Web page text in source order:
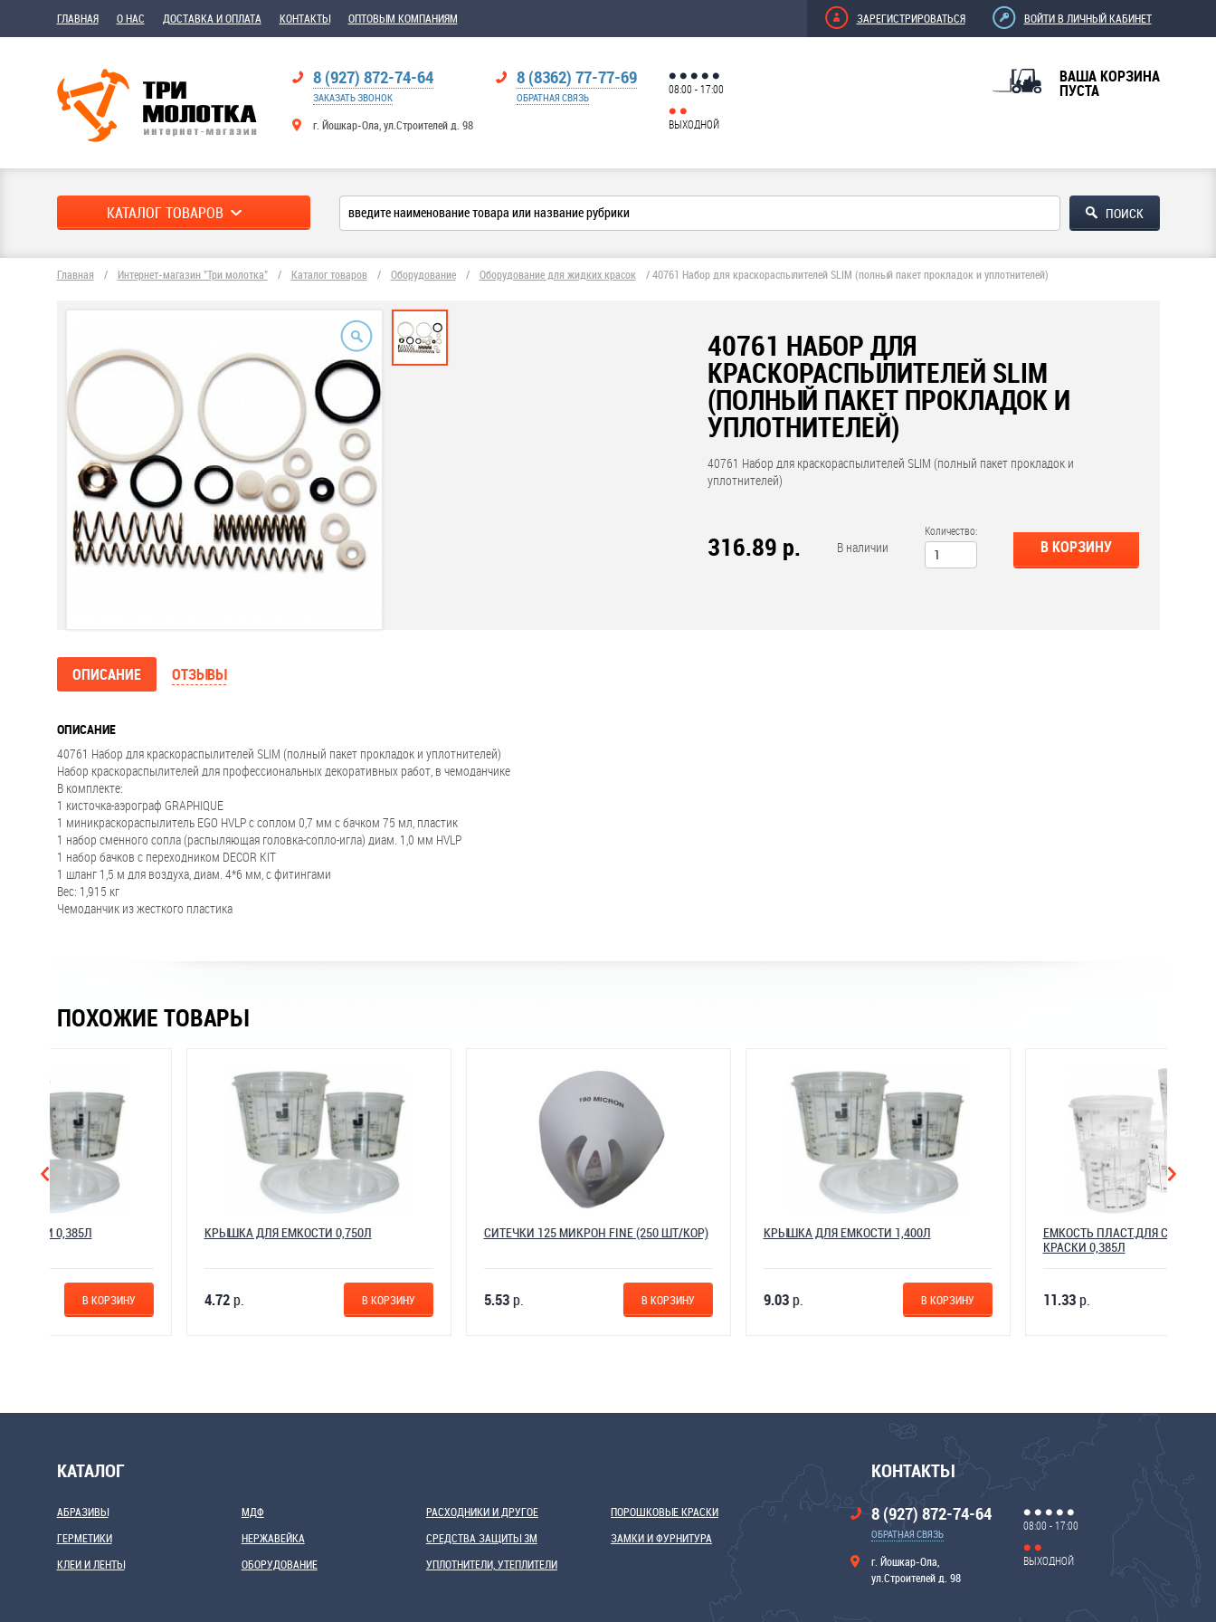
ГЛАВНАЯ О НАС ДОСТАВКА И ОПЛАТА КОНТАКТЫ ОПТОВЫМ КОМПАНИЯМ ЗАРЕГИСТРИРОВАТЬСЯ ВОЙТИ В ЛИЧНЫЙ КАБИНЕТ
8 (927) 872-74-64
ЗАКАЗАТЬ ЗВОНОК
г. Йошкар-Ола, ул.Строителей д. 98
8 (8362) 77-77-69
ОБРАТНАЯ СВЯЗЬ
08:00 - 17:00
ВЫХОДНОЙ
ВАША КОРЗИНА
ПУСТА
КАТАЛОГ ТОВАРОВ
Главная / Интернет-магазин "Три молотка" / Каталог товаров / Оборудование / Оборудование для жидких красок /40761 Набор для краскораспылителей SLIM (полный пакет прокладок и уплотнителей)
40761 НАБОР ДЛЯ
КРАСКОРАСПЫЛИТЕЛЕЙ SLIM
(ПОЛНЫЙ ПАКЕТ ПРОКЛАДОК И
УПЛОТНИТЕЛЕЙ)
40761 Набор для краскораспылителей SLIM (полный пакет прокладок и
уплотнителей)
316.89 р. В наличии
Количество:
В КОРЗИНУ
ОПИСАНИЕ ОТЗЫВЫ
ОПИСАНИЕ
40761 Набор для краскораспылителей SLIM (полный пакет прокладок и уплотнителей)
Набор краскораспылителей для профессиональных декоративных работ, в чемоданчике
В комплекте:
1 кисточка-аэрограф GRAPHIQUE
1 миникраскораспылитель EGO HVLP с соплом 0,7 мм с бачком 75 мл, пластик
1 набор сменного сопла (распыляющая головка-сопло-игла) диам. 1,0 мм HVLP
1 набор бачков с переходником DECOR KIT
1 шланг 1,5 м для воздуха, диам. 4*6 мм, с фитингами
Вес: 1,915 кг
Чемоданчик из жесткого пластика
ПОХОЖИЕ ТОВАРЫ
КРЫШКА ДЛЯ ЕМКОСТИ 0,750Л
4.72р. В КОРЗИНУ
СИТЕЧКИ 125 МИКРОН FINE (250 ШТ/КОР)
5.53р. В КОРЗИНУ
КРЫШКА ДЛЯ ЕМКОСТИ 1,400Л
9.03р. В КОРЗИНУ
ЕМКОСТЬ ПЛАСТ.ДЛЯ СМЕШИВАНИЯ
11.33р. В КОРЗИНУ
КАТАЛОГ
АБРАЗИВЫ
ГЕРМЕТИКИ
КЛЕИ И ЛЕНТЫ
МДФ
НЕРЖАВЕЙКА
ОБОРУДОВАНИЕ
РАСХОДНИКИ И ДРУГОЕ
СРЕДСТВА ЗАЩИТЫ 3М
УПЛОТНИТЕЛИ, УТЕПЛИТЕЛИ
ПОРОШКОВЫЕ КРАСКИ
ЗАМКИ И ФУРНИТУРА
КОНТАКТЫ
8 (927) 872-74-64
ОБРАТНАЯ СВЯЗЬ
г. Йошкар-Ола,
ул.Строителей д. 98
08:00 - 17:00
ВЫХОДНОЙ